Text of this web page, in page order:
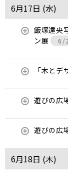
6月17日 (水)
飯塚達央
ン展
6/
「木とデ
遊びの広
遊びの広
6月18日 (木)